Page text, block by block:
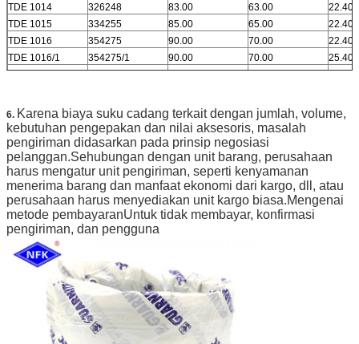
TDE 1014
326248 83.00 63.00
22.40
TDE 1015
334255 85.00 65.00
22.40
TDE 1016
354275 90.00 70.00
22.40
TDE 1016/1
354275/1 90.00 70.00
25.40
TDE 1017
374295 95.00 75.00
22.40
TDE 1019
393314 100.00 80.00
TDE 1019/1
400325 101.60 82.55
TDE 1020
413314 105.00 80.00
TDE 1021
433334/1 110.00 85.00
22.40
TDE 1022
433334 110.00 85.00
6. Karena biaya suku cadang terkait dengan jumlah, volume,
kebutuhan pengepakan dan nilai aksesoris, masalah
pengiriman didasarkan pada prinsip negosiasi
pelanggan.Sehubungan dengan unit barang, perusahaan
harus mengatur unit pengiriman, seperti kenyamanan
menerima barang dan manfaat ekonomi dari kargo, dll, atau
perusahaan harus menyediakan unit kargo biasa.Mengenai
metode pembayaranUntuk tidak membayar, konfirmasi
pengiriman, dan pengguna